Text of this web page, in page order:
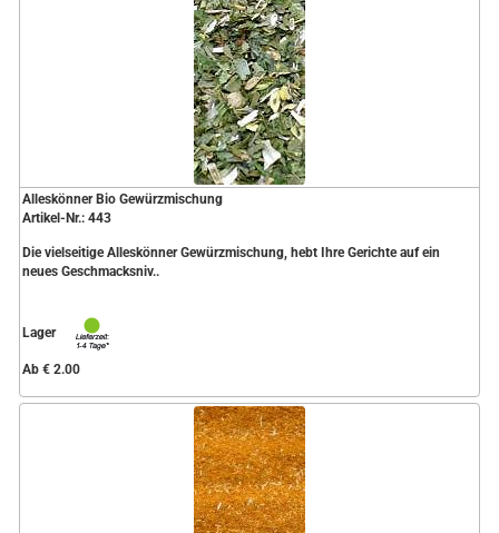
Alleskönner Bio Gewürzmischung
Artikel-Nr.: 443
Die vielseitige Alleskönner Gewürzmischung, hebt Ihre Gerichte auf ein
neues Geschmacksniv..
Lager
Ab € 2.00